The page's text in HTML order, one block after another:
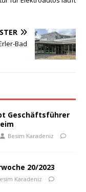
Bad
Geschäftsführer
Besim Karadeniz
20/2023
Karadeniz